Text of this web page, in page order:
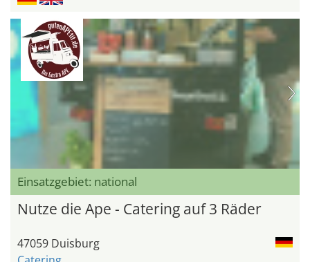
Einsatzgebiet: national
Nutze die Ape - Catering auf 3 Räder
47059 Duisburg